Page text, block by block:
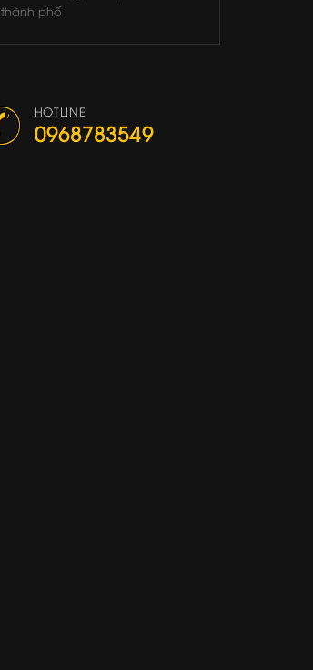
thành phố
HOTLINE
0968783549